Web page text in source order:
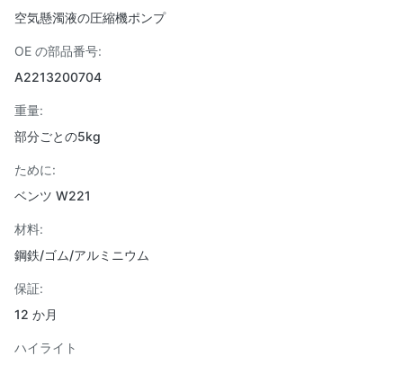
空気懸濁液の圧縮機ポンプ
OE の部品番号:
A2213200704
重量:
部分ごとの5kg
ために:
ベンツ W221
材料:
鋼鉄/ゴム/アルミニウム
保証:
12 か月
ハイライト